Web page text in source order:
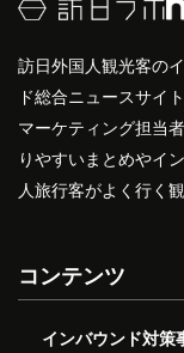
訪日外国人観光客の
ド総合ニュースサイ
マーケティング担当
りやすいまとめやイ
人旅行客がよく行く
コンテンツ
インバウンド対策